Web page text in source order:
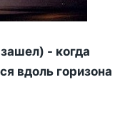
- когда
вдоль горизона